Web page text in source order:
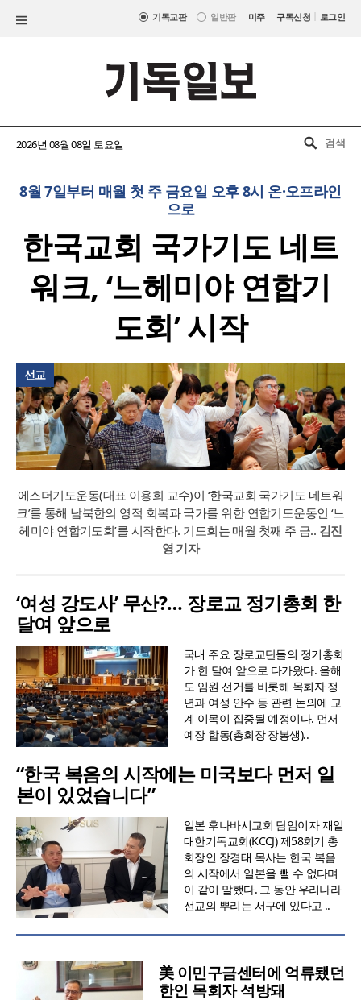
기독교판 일반판 미주 구독신청 | 로그인
2026년 08월 08일 토요일
8월 7일부터 매월 첫 주 금요일 오후 8시 온·오프라인
으로
한국교회 국가기도 네트
워크, ‘느헤미야 연합기
도회’ 시작
선교
에스더기도운동(대표 이용희 교수)이 ‘한국교회 국가기도 네트워
크’를 통해 남북한의 영적 회복과 국가를 위한 연합기도운동인 ‘느
헤미야 연합기도회’를 시작한다. 기도회는 매월 첫째 주 금.. 김진
영 기자
‘여성 강도사’ 무산?… 장로교 정기총회 한
달여 앞으로
국내 주요 장로교단들의 정기총회
가 한 달여 앞으로 다가왔다. 올해
도 임원 선거를 비롯해 목회자 정
년과 여성 안수 등 관련 논의에 교
계 이목이 집중될 예정이다. 먼저
예장 합동(총회장 장봉생)..
“한국 복음의 시작에는 미국보다 먼저 일
본이 있었습니다”
일본 후나바시교회 담임이자 재일
대한기독교회(KCCJ) 제58회기 총
회장인 장경태 목사는 한국 복음
의 시작에서 일본을 뺄 수 없다며
이 같이 말했다. 그 동안 우리나라
선교의 뿌리는 서구에 있다고 ..
美 이민구금센터에 억류됐던
한인 목회자 석방돼